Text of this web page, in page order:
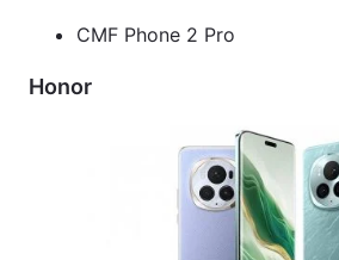
CMF Phone 2 Pro
Honor